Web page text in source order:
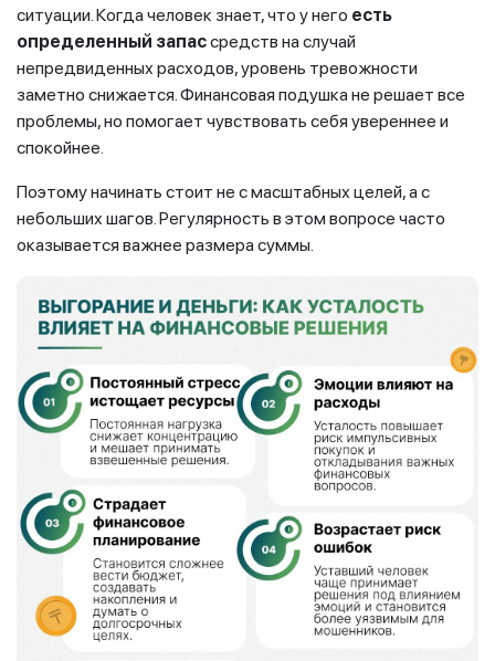
ситуации. Когда человек знает, что у него есть
определенный запассредств на случай
непредвиденных расходов, уровень тревожности
заметно снижается. Финансовая подушка не решает все
проблемы, но помогает чувствовать себя увереннее и
спокойнее.
Поэтому начинать стоит не с масштабных целей, а с
небольших шагов. Регулярность в этом вопросе часто
оказывается важнее размера суммы.